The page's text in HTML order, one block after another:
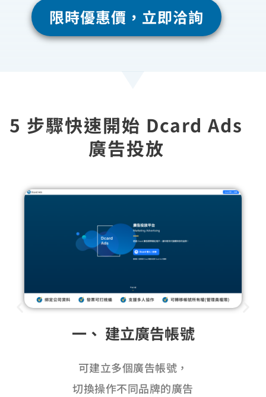
限時優惠價，立即洽詢
5 步驟快速開始 Dcard Ads
廣告投放
一、 建立廣告帳號
可建立多個廣告帳號，
切換操作不同品牌的廣告